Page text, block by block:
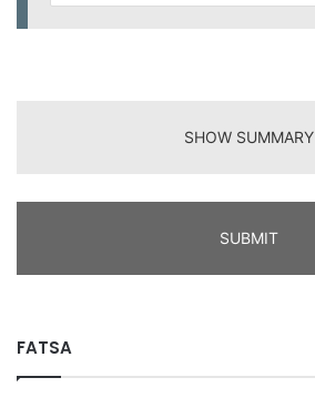
SHOW SUMMARY
SUBMIT
FATSA